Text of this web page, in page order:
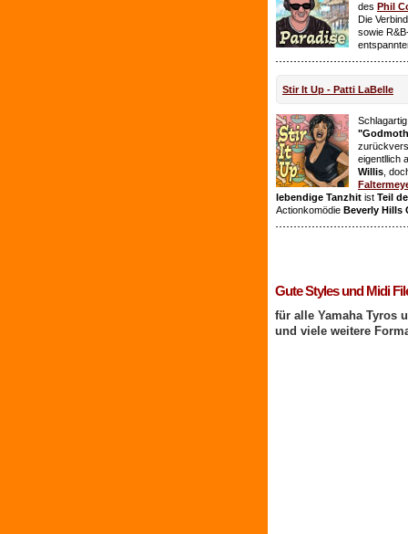
des Phil
Die
sowie
Stir It Up - Patti LaBelle
eigentllich
Willis ,
lebendige Tanzhit ist Teil
Actionkomödie Beverly Hills
Gute Styles und Midi
für alle Yamaha Tyros
und viele weitere